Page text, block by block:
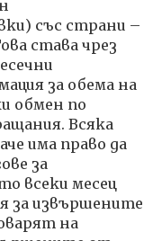
със страни –
става чрез
за обема на
обмен по
Всяка
има право да
за
всеки месец
за извършените
на